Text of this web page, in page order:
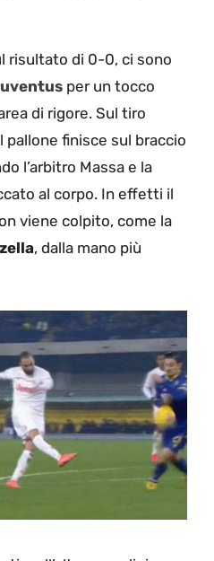
risultato di 0-0, ci sono
per un tocco
di rigore. Sul tiro
pallone finisce sul braccio
l’arbitro Massa e la
al corpo. In effetti il
viene colpito, come la
, dalla mano più